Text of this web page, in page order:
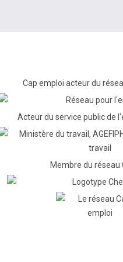
Cap emploi acteur du
Acteur du service public de
Membre du réseau